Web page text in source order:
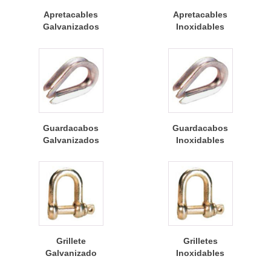
Apretacables
Galvanizados
Apretacables
Inoxidables
Guardacabos
Galvanizados
Guardacabos
Inoxidables
Grillete
Galvanizado
Grilletes
Inoxidables